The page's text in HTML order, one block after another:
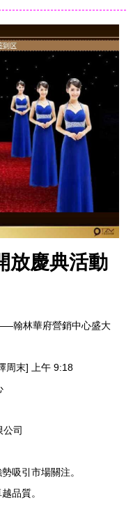
放慶典活動
翰林華府營銷中心盛大
周末] 上午 9:18
公司
吸引市場關注。
品質。